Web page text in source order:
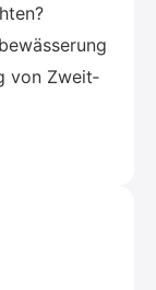
von Zweit­